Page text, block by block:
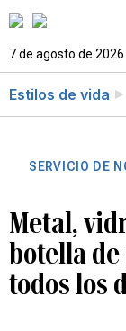
7 de agosto de 2026
Estilos de vida
SERVICIO DE
Metal,
botella de
todos los